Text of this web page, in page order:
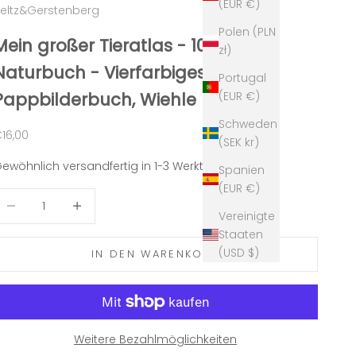
(EUR €)
Polen (PLN
zł)
Portugal
(EUR €)
Schweden
(SEK kr)
Spanien
(EUR €)
Vereinigte
Staaten
(USD $)
großer Tieratlas - 100%
- Vierfarbiges
Wiehle
versandfertig in 1-3 Werktagen
IN DEN WARENKORB
Weitere Bezahlmöglichkeiten